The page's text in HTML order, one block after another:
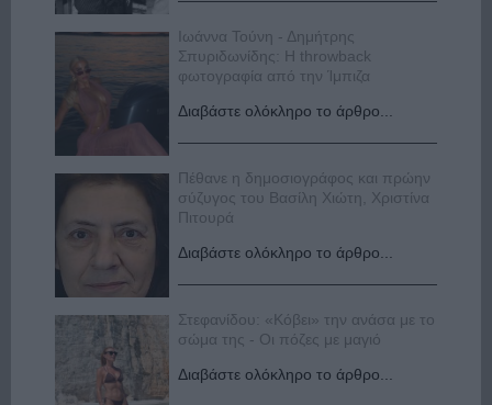
Ιωάννα Τούνη - Δημήτρης
Σπυριδωνίδης: Η throwback
φωτογραφία από την Ίμπιζα
Διαβάστε ολόκληρο το άρθρο...
Πέθανε η δημοσιογράφος και πρώην
σύζυγος του Βασίλη Χιώτη, Χριστίνα
Πιτουρά
Διαβάστε ολόκληρο το άρθρο...
Στεφανίδου: «Κόβει» την ανάσα με το
σώμα της - Οι πόζες με μαγιό
Διαβάστε ολόκληρο το άρθρο...